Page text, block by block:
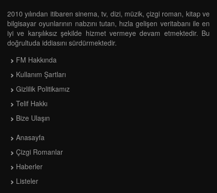
2010 yılından itibaren sinema, tv, dizi, müzik, çizgi roman, kitap ve
bilgisayar oyunlarının nabzını tutan, hızla gelişen veritabanı ile en
iyi ve karşılıksız şekilde hizmet vermeye devam etmektedir. Bu
doğrultuda iddiasını sürdürmektedir.
FM Hakkında
Kullanım Şartları
Gizlilik Politikamız
Telif Hakkı
Bize Ulaşın
Anasayfa
Çizgi Romanlar
Haberler
Listeler